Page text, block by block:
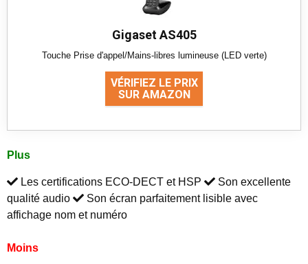
Gigaset AS405
Touche Prise d'appel/Mains-libres lumineuse (LED verte)
VÉRIFIEZ LE PRIX
SUR AMAZON
Plus
Les certifications ECO-DECT et HSP
Son excellente
qualité audio
Son écran parfaitement lisible avec
affichage nom et numéro
Moins